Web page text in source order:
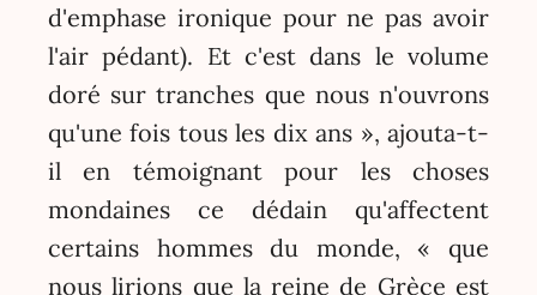
d'emphase ironique pour ne pas avoir
l'air pédant). Et c'est dans le volume
doré sur tranches que nous n'ouvrons
qu'une fois tous les dix ans », ajouta-t-
il en témoignant pour les choses
mondaines ce dédain qu'affectent
certains hommes du monde, « que
nous lirions que la reine de Grèce est